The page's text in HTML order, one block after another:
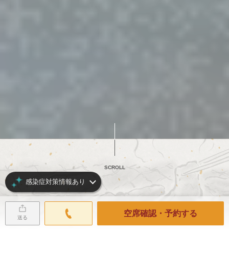
感染症対策情報あり
SCROLL
送る 空席確認・予約する